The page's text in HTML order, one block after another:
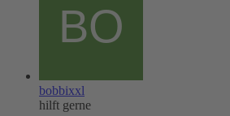
bobbixxl
hilft gerne